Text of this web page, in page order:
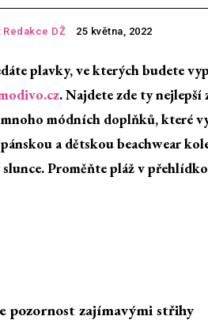
Redakce DŽ 25 května, 2022
plavky, ve kterých budete
. Najdete zde ty
módních doplňků, které
a dětskou beachwear
Proměňte pláž v
pozornost zajímavými střihy